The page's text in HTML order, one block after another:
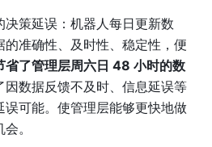
决策延误：机器人每日更新数
的准确性、及时性、稳定性，便
省了管理层周六日 48 小时的数
因数据反馈不及时、信息延误等
误可能。使管理层能够更快地做
。